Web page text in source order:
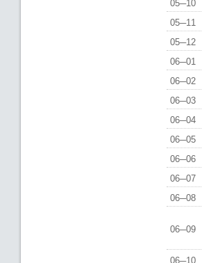
05─10
05─11
05─12
06─01
06─02
06─03
06─04
06─05
06─06
06─07
06─08
06─09
06─10